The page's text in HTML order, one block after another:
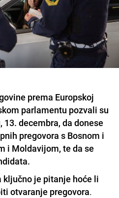
prema Europskoj
parlamentu pozvali su
13. decembra, da donese
pregovora s Bosnom i
i Moldavijom, te da se
ključno je pitanje hoće li
otvaranje pregovora.